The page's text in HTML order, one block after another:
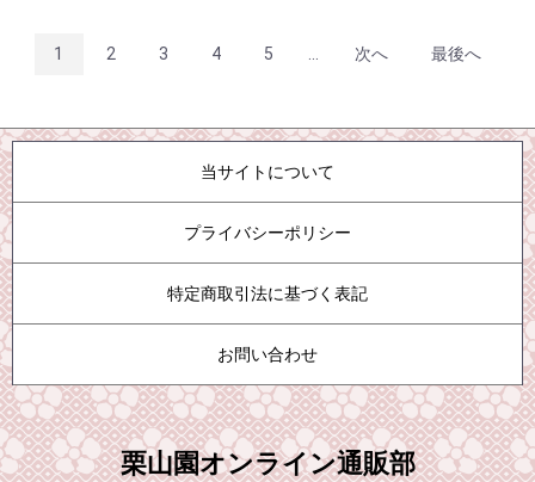
1 2 3 4 5 次へ 最後へ
当サイトについて
プライバシーポリシー
特定商取引法に基づく表記
お問い合わせ
栗山園オンライン通販部